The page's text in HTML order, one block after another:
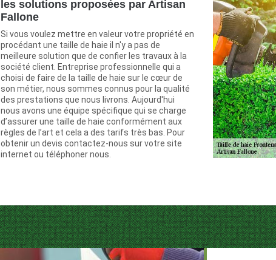
les solutions proposées par Artisan
Fallone
Si vous voulez mettre en valeur votre propriété en
procédant une taille de haie il n'y a pas de
meilleure solution que de confier les travaux à la
société client. Entreprise professionnelle qui a
choisi de faire de la taille de haie sur le cœur de
son métier, nous sommes connus pour la qualité
des prestations que nous livrons. Aujourd'hui
nous avons une équipe spécifique qui se charge
d’assurer une taille de haie conformément aux
règles de l’art et cela a des tarifs très bas. Pour
obtenir un devis contactez-nous sur votre site
internet ou téléphoner nous.